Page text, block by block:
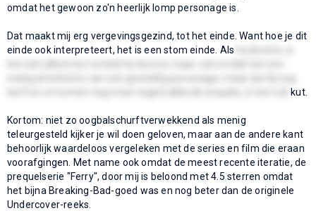
omdat het gewoon zo'n heerlijk lomp personage is.
Dat maakt mij erg vergevingsgezind, tot het einde. Want hoe je dit
einde ook interpreteert, het is een stom einde. Als
kut.
Kortom: niet zo oogbalschurftverwekkend als menig
teleurgesteld kijker je wil doen geloven, maar aan de andere kant
behoorlijk waardeloos vergeleken met de series en film die eraan
voorafgingen. Met name ook omdat de meest recente iteratie, de
prequelserie "Ferry", door mij is beloond met 4.5 sterren omdat
het bijna Breaking-Bad-goed was en nog beter dan de originele
Undercover-reeks.